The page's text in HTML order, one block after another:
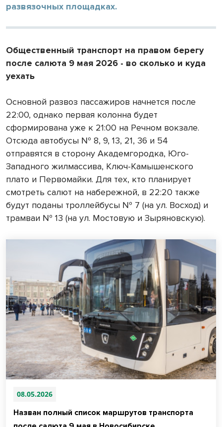
развязочных площадках.
Общественный транспорт на правом берегу
после салюта 9 мая 2026 - во сколько и куда
уехать
Основной развоз пассажиров начнется после
22:00, однако первая колонна будет
сформирована уже к 21:00 на Речном вокзале.
Отсюда автобусы № 8, 9, 13, 21, 36 и 54
отправятся в сторону Академгородка, Юго-
Западного жилмассива, Ключ-Камышенского
плато и Первомайки. Для тех, кто планирует
смотреть салют на набережной, в 22:20 также
будут поданы троллейбусы № 7 (на ул. Восход) и
трамваи № 13 (на ул. Мостовую и Зыряновскую).
08.05.2026
Назван полный список маршрутов транспорта